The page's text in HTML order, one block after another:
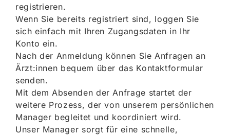
registrieren.
Wenn Sie bereits registriert sind, loggen Sie
sich einfach mit Ihren Zugangsdaten in Ihr
Konto ein.
Nach der Anmeldung können Sie Anfragen an
Ärzt:innen bequem über das Kontaktformular
senden.
Mit dem Absenden der Anfrage startet der
weitere Prozess, der von unserem persönlichen
Manager begleitet und koordiniert wird.
Unser Manager sorgt für eine schnelle,